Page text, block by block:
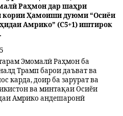
Раҳмон дар шаҳри
кории Ҳамоиши дуюми “Осиёи
Амрико” (С5+1) иштирок
Эмомалӣ Раҳмон ба
Трамп барои даъват ва
карда, доир ба зарурат ва
ва минтақаи Осиёи
Амрико андешаронӣ